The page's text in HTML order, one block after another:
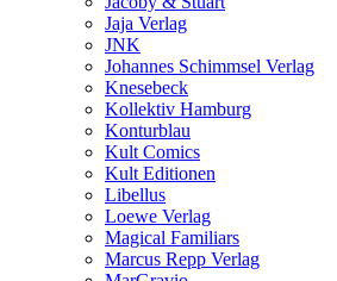
Jaja Verlag
JNK
Johannes Schimmsel Verlag
Knesebeck
Kollektiv Hamburg
Konturblau
Kult Comics
Kult Editionen
Libellus
Loewe Verlag
Magical Familiars
Marcus Repp Verlag